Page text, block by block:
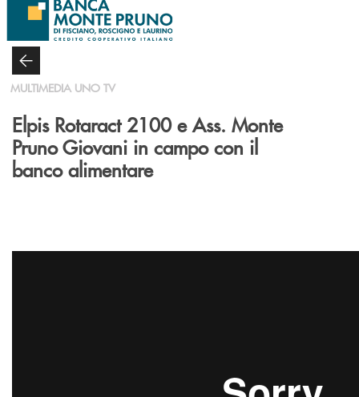
Salta al contenuto principale
MULTIMEDIA UNO TV
Elpis Rotaract 2100 e Ass. Monte
Pruno Giovani in campo con il
banco alimentare